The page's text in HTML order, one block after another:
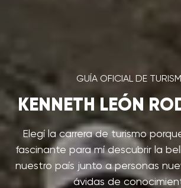
GUÍA OFICIAL DE
KENNETH LEÓN
Elegí la carrera de turismo
fascinante para mí descubrir la
nuestro país junto a personas
ávidas de